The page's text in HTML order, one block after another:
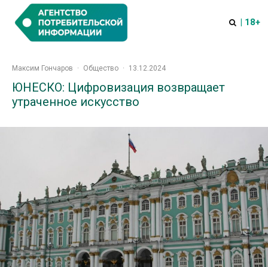
| 18+
Максим Гончаров · Общество · 13.12.2024
ЮНЕСКО: Цифровизация возвращает
утраченное искусство